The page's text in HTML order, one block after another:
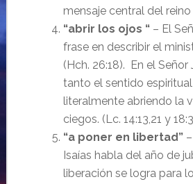
mensaje central del reino
“abrir los ojos “– El
frase en describir el
(Hch. 26:18). En el Señor
tanto el sentido
literalmente abriendo la
ciegos. (Lc. 14:13,21 y
“a poner en libertad”–
Isaías habla del año de
liberación se logra para